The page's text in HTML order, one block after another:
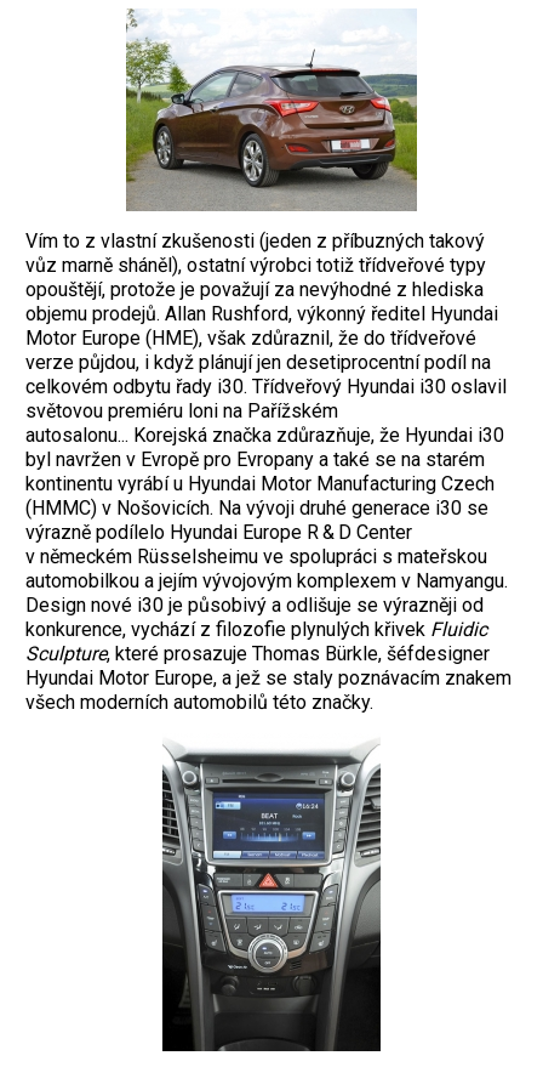
Vím to z vlastní zkušenosti (jeden z příbuzných takový
vůz marně sháněl), ostatní výrobci totiž třídveřové typy
opouštějí, protože je považují za nevýhodné z hlediska
objemu prodejů. Allan Rushford, výkonný ředitel Hyundai
Motor Europe (HME), však zdůraznil, že do třídveřové
verze půjdou, i když plánují jen desetiprocentní podíl na
celkovém odbytu řady i30. Třídveřový Hyundai i30 oslavil
světovou premiéru loni na Pařížském
autosalonu... Korejská značka zdůrazňuje, že Hyundai i30
byl navržen v Evropě pro Evropany a také se na starém
kontinentu vyrábí u Hyundai Motor Manufacturing Czech
(HMMC) v Nošovicích. Na vývoji druhé generace i30 se
výrazně podílelo Hyundai Europe R & D Center
v německém Rüsselsheimu ve spolupráci s mateřskou
automobilkou a jejím vývojovým komplexem v Namyangu.
Design nové i30 je působivý a odlišuje se výrazněji od
konkurence, vychází z filozofie plynulých křivek Fluidic
Sculpture, které prosazuje Thomas Bürkle, šéfdesigner
Hyundai Motor Europe, a jež se staly poznávacím znakem
všech moderních automobilů této značky.